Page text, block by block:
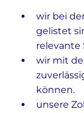
wir bei
gelistet
relevante
wir mit
können.
unsere